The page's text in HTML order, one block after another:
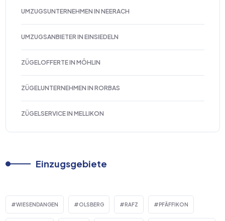
UMZUGSUNTERNEHMEN IN NEERACH
UMZUGSANBIETER IN EINSIEDELN
ZÜGELOFFERTE IN MÖHLIN
ZÜGELUNTERNEHMEN IN RORBAS
ZÜGELSERVICE IN MELLIKON
Einzugsgebiete
WIESENDANGEN OLSBERG RAFZ PFÄFFIKON